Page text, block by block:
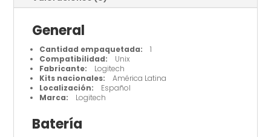
General
Cantidad empaquetada: 1
Compatibilidad: Unix
Fabricante: Logitech
Kits nacionales: América Latina
Localización: Español
Marca: Logitech
Batería